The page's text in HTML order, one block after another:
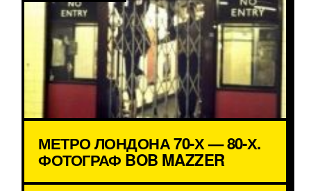
МЕТРО ЛОНДОНА 70-Х — 80-Х.
ФОТОГРАФ BOB MAZZER